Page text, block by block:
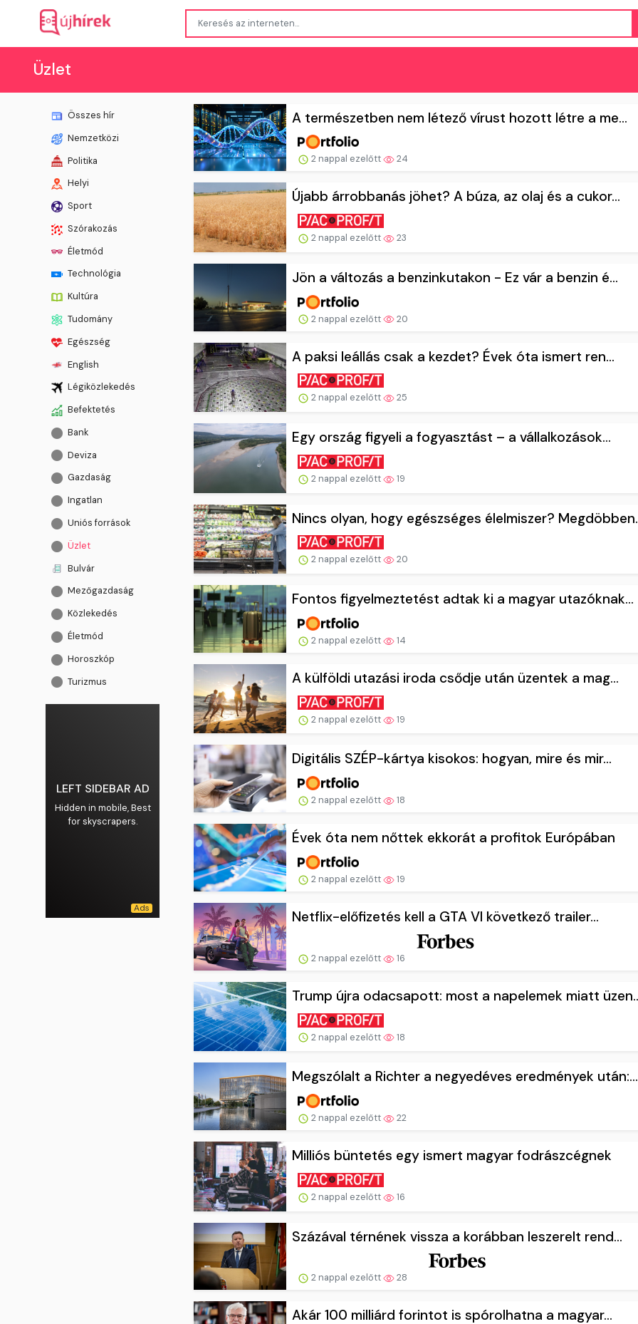
Üzlet
Összes hír
Nemzetközi
Politika
Helyi
Sport
Szórakozás
Életmód
Technológia
Kultúra
Tudomány
Egészség
English
Légiközlekedés
Befektetés
Bank
Deviza
Gazdaság
Ingatlan
Uniós források
Üzlet
Bulvár
Mezőgazdaság
Közlekedés
Életmód
Horoszkóp
Turizmus
LEFT SIDEBAR AD
Hidden in mobile, Best
for skyscrapers.
A természetben nem létező vírust hozott létre a me...
2 nappal ezelőtt 24
Újabb árrobbanás jöhet? A búza, az olaj és a cukor...
2 nappal ezelőtt 23
Jön a változás a benzinkutakon - Ez vár a benzin é...
2 nappal ezelőtt 20
A paksi leállás csak a kezdet? Évek óta ismert ren...
2 nappal ezelőtt 25
Egy ország figyeli a fogyasztást – a vállalkozások...
2 nappal ezelőtt 19
Nincs olyan, hogy egészséges élelmiszer?
2 nappal ezelőtt 20
Fontos figyelmeztetést adtak ki a magyar utazóknak...
2 nappal ezelőtt 14
A külföldi utazási iroda csődje után üzentek a mag...
2 nappal ezelőtt 19
Digitális SZÉP-kártya kisokos: hogyan, mire és mir...
2 nappal ezelőtt 18
Évek óta nem nőttek ekkorát a profitok Európában
2 nappal ezelőtt 19
Netflix-előfizetés kell a GTA VI következő trailer...
2 nappal ezelőtt 16
Trump újra odacsapott: most a napelemek miatt
2 nappal ezelőtt 18
Megszólalt a Richter a negyedéves eredmények után:...
2 nappal ezelőtt 22
Milliós büntetés egy ismert magyar fodrászcégnek
2 nappal ezelőtt 16
Százával térnének vissza a korábban leszerelt rend...
2 nappal ezelőtt 28
Akár 100 milliárd forintot is spórolhatna a magyar...